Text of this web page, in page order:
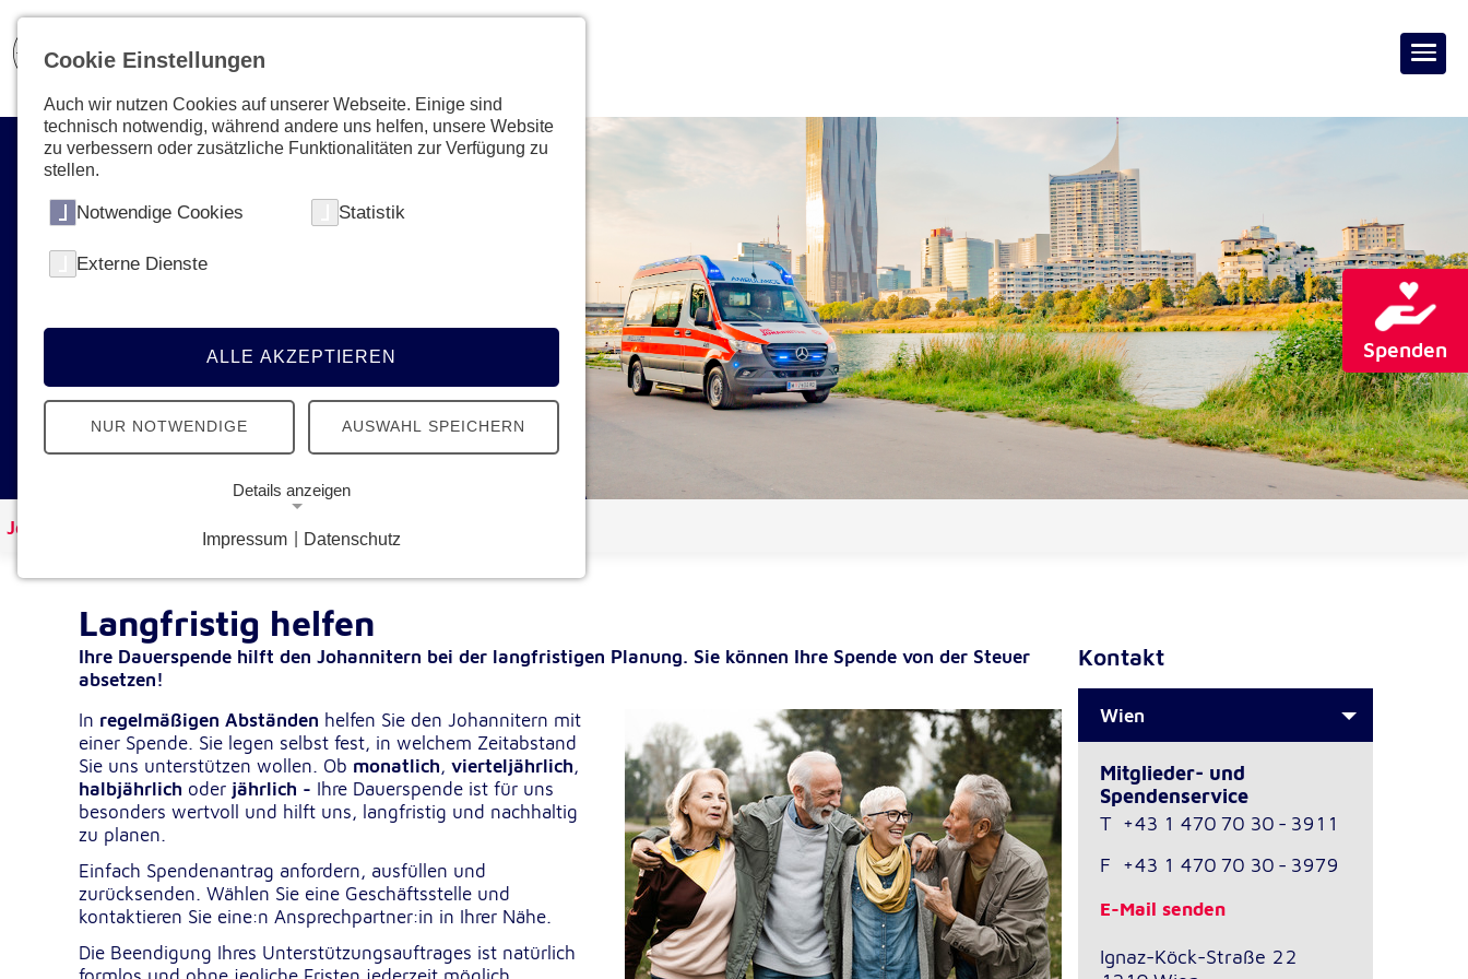
Spenden
Ihre Unterstützung zählt!
Fördermitgliedschaft die Arbeit der
Johanniter unterstützen und Menschen
Johanniter Österreich Spenden & Helfen
Langfristig helfen
Ihre Dauerspende hilft den Johannitern bei der langfristigen Planung. Sie können Ihre Spende von der Steuer
absetzen!
In regelmäßigen Abständen helfen Sie den Johannitern mit
einer Spende. Sie legen selbst fest, in welchem Zeitabstand
Sie uns unterstützen wollen. Ob monatlich, vierteljährlich,
halbjährlich oder jährlich - Ihre Dauerspende ist für uns
besonders wertvoll und hilft uns, langfristig und nachhaltig
zu planen.
Einfach Spendenantrag anfordern, ausfüllen und
zurücksenden. Wählen Sie eine Geschäftsstelle und
kontaktieren Sie eine:n Ansprechpartner:in in Ihrer Nähe.
Die Beendigung Ihres Unterstützungsauftrages ist natürlich
Kontakt
Wien
Mitglieder- und
Spendenservice
T +43 1 470 70 30 - 3911
F
+43 1 470 70 30 - 3979
E-Mail senden
Ignaz-Köck-Straße 22
Cookie Einstellungen
Auch wir nutzen Cookies auf unserer Webseite. Einige sind
technisch notwendig, während andere uns helfen, unsere Website
zu verbessern oder zusätzliche Funktionalitäten zur Verfügung zu
stellen.
Notwendige Cookies Statistik
Externe Dienste
ALLE AKZEPTIEREN
NUR NOTWENDIGE AUSWAHL SPEICHERN
Details anzeigen
Notwendige Cookies ermöglichen grundlegende Funktionen
und sind für die einwandfreie Funktion der Website
erforderlich.
Google Analytics Opt-Out-Cookie
Name: gaOptout
Zweck:
Dieser Cookie speichert die gewählte
Einverständnisoption bezüglich Google
Analytics Opt-Out
Cookie Laufzeit:
Einverständnis-Cookie
Name: cookie_consent
Impressum Datenschutz